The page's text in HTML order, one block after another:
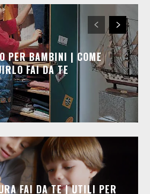
PER BAMBINI | COME
FAI DA TE
FAI DA TE | UTILI PER